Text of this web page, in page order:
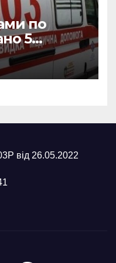
по
5
від 26.05.2022